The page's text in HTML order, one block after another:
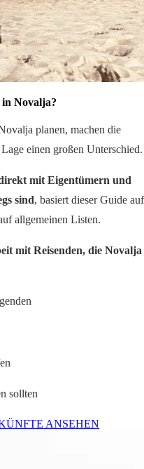
Novalja?
planen, machen die
einen großen Unterschied.
mit Eigentümern und
sind, basiert dieser Guide auf
allgemeinen Listen.
mit Reisenden, die Novalja
sollten
ANSEHEN